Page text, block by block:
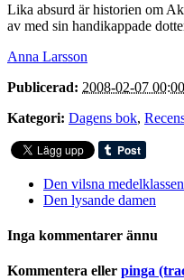
Lika absurd är historien om
av med sin handikappade
Anna Larsson
Publicerad: 2008-02-07 00:00
Kategori: Dagens bok,
Den vilsna medelklassen
Den lysande damen
Inga kommentarer ännu
Kommentera eller pinga